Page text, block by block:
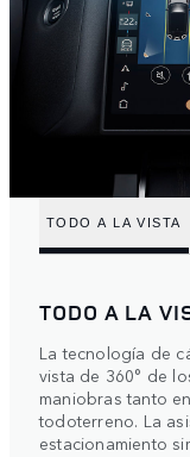
TODO A LA VISTA
TODO A LA
La tecnología de
vista de 360° de
maniobras tanto
todoterreno. La
estacionamiento